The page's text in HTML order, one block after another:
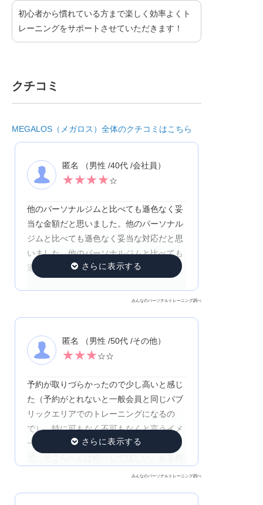
初心者から慣れている方まで楽しく効率よくト
レーニングをサポートさせていただきます！
クチコミ
MEGALOS（メガロス）全体のクチコミはこちら
匿名 （男性 /40代 /会社員）
★★★★☆
他のパーソナルジムと比べても遜色なく妥
当な金額だと思いました。他のパーソナル
ジムと比べても遜色なく妥当な対応だと思
いました。他のパーソナルジムと比べても
遜色なく妥当なサービスだと思いました。
みんなのパーソナルトレーニング調べ
匿名 （男性 /50代 /その他）
★★★☆☆
予約が取りづらかったので少し高いと感じ
た（予約がとれないと一般会員と同じパブ
リックエリアでのトレーニングになるの
で）。特に可もなく不可もなくと言うイメ
ージ。ただ、担当者によって差があるある
度ルーティーンを覚えてしまうとパーソナ
みんなのパーソナルトレーニング調べ